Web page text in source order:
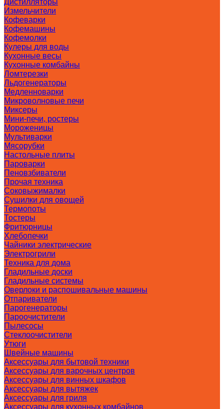
Дистилляторы
Измельчители
Кофеварки
Кофемашины
Кофемолки
Кулеры для воды
Кухонные весы
Кухонные комбайны
Ломтерезки
Льдогенераторы
Медленноварки
Микроволновые печи
Миксеры
Мини-печи, ростеры
Мороженицы
Мультиварки
Мясорубки
Настольные плиты
Пароварки
Пеновзбиватели
Прочая техника
Соковыжималки
Сушилки для овощей
Термопоты
Тостеры
Фритюрницы
Хлебопечки
Чайники электрические
Электрогрили
Техника для дома
Гладильные доски
Гладильные системы
Оверлоки и распошивальные машины
Отпариватели
Парогенераторы
Пароочистители
Пылесосы
Стеклоочистители
Утюги
Швейные машины
Аксессуары для бытовой техники
Аксессуары для варочных центров
Аксессуары для винных шкафов
Аксессуары для вытяжек
Аксессуары для гриля
Аксессуары для кухонных комбайнов